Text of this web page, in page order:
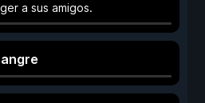
a sus amigos.